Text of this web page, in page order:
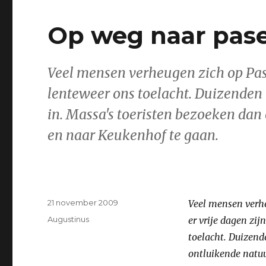
Op weg naar
Veel mensen verheugen zich op
lenteweer ons toelacht.
in. Massa's toeristen bezoeken
en naar Keukenhof te gaan.
Veel mensen
er vrije dagen
toelacht.
ontluikende
Geplaatst
21 november 2009
Categorieën
Augustinus